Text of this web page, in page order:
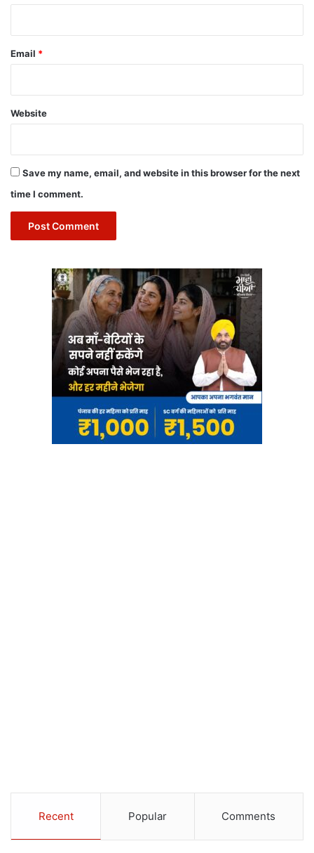
Email *
Website
Save my name, email, and website in this browser for the next
time I comment.
Recent Popular Comments